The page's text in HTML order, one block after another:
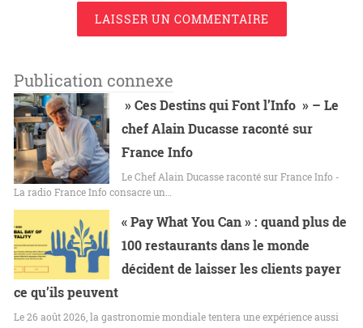
LAISSER UN COMMENTAIRE
Publication connexe
» Ces Destins qui Font l’Info » – Le
chef Alain Ducasse raconté sur
France Info
Le Chef Alain Ducasse raconté sur France Info -
La radio France Info consacre un…
« Pay What You Can » : quand plus de
100 restaurants dans le monde
décident de laisser les clients payer
ce qu’ils peuvent
Le 26 août 2026, la gastronomie mondiale tentera une expérience aussi